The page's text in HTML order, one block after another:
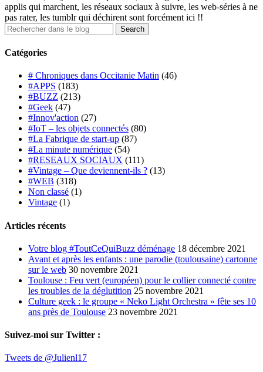
applis qui marchent, les réseaux sociaux à suivre, les web-séries à ne
pas rater, les tumblr qui déchirent sont forcément ici !!
Catégories
# Chroniques dans Occitanie Matin (46)
#APPS (183)
#BUZZ (213)
#Geek (47)
#Innov'action (27)
#IoT – les objets connectés (80)
#La Fabrique de start-up (87)
#La minute numérique (54)
#RESEAUX SOCIAUX (111)
#Vintage – Que deviennent-ils ? (13)
#WEB (318)
Non classé (1)
Vintage (1)
Articles récents
Votre blog #ToutCeQuiBuzz déménage 18 décembre 2021
Avant et après les enfants : une parodie (toulousaine) cartonne
sur le web 30 novembre 2021
Toulouse : Feu vert (européen) pour le collier connecté contre
les troubles de la déglutition 25 novembre 2021
Culture geek : le groupe « Neko Light Orchestra » fête ses 10
ans près de Toulouse 23 novembre 2021
Suivez-moi sur Twitter :
Tweets de @Julienl17